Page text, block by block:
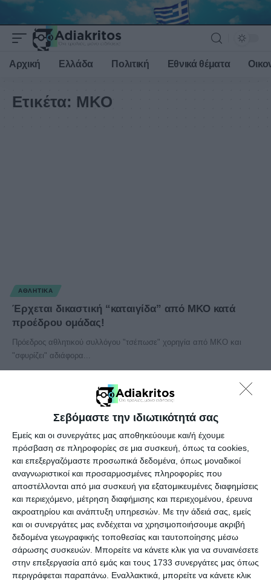
Σεβόμαστε την ιδιωτικότητά σας
Εμείς και οι συνεργάτες μας αποθηκεύουμε και/ή έχουμε
πρόσβαση σε πληροφορίες σε μια συσκευή, όπως τα cookies,
και επεξεργαζόμαστε προσωπικά δεδομένα, όπως μοναδικοί
αναγνωριστικοί και προσαρμοσμένες πληροφορίες που
αποστέλλονται από μια συσκευή για εξατομικευμένες διαφημίσεις
και περιεχόμενο, μέτρηση διαφήμισης και περιεχομένου, έρευνα
ακροατηρίου και ανάπτυξη υπηρεσιών. Με την άδειά σας, εμείς
και οι συνεργάτες μας ενδέχεται να χρησιμοποιήσουμε ακριβή
δεδομένα γεωγραφικής τοποθεσίας και ταυτοποίησης μέσω
σάρωσης συσκευών. Μπορείτε να κάνετε κλικ για να συναινέσετε
στην επεξεργασία από εμάς και τους 1733 συνεργάτες μας όπως
περιγράφεται παραπάνω. Εναλλακτικά, μπορείτε να κάνετε κλικ
Αρχική Ελλάδα Πολιτική Εθνικά θέματα
Ετικέτα: ΜΚΟ
ΑΘΛΗΤΙΚΆ
Έρχεται δικαστική “καταιγίδα” από ΜΚΟ κατά
προέδρου ομάδας!
Πρόεδρος αθλητικού συλλόγου "τσέπωσε" χορηγία από ΜΚΟ και
"σφυρίζει" αδιάφορα...
ΑΠΌΨΕΙΣ
Καταγγελία για δυσμενείς επιπτώσεις από
μεταφορά προσφύγων στη Χίο
Καταγγελίες από περαστικούς αλλά και κατοίκους περιοχής κοντά